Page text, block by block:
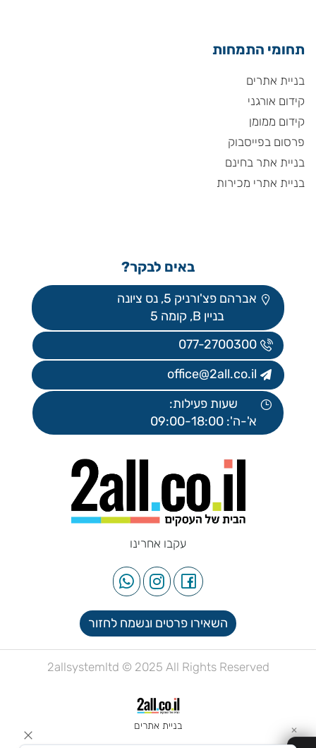
תחומי התמחות
בניית אתרים
קידום אורגני
קידום ממומן
פרסום בפייסבוק
בניית אתר בחינם
בניית אתרי מכירות
באים לבקר?
אברהם פצ'ורניק 5, נס ציונה
בניין B, קומה 5
077-2700300
office@2all.co.il
שעות פעילות:
א'-ה': 09:00-18:00
עקבו אחרינו
השאירו פרטים ונשמח לחזור
2allsystemltd © 2025 All Rights Reserved
בניית אתרים ✕